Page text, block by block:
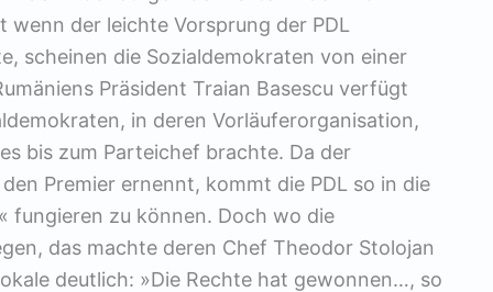
der leichte Vorsprung der PDL
scheinen die Sozialdemokraten von einer
Präsident Traian Basescu verfügt
in deren Vorläuferorganisation,
bis zum Parteichef brachte. Da der
Premier ernennt, kommt die PDL so in die
fungieren zu können. Doch wo die
das machte deren Chef Theodor Stolojan
deutlich: »Die Rechte hat gewonnen…, so